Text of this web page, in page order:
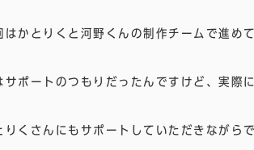
かとりくと河野くんの制作チームで進め
ポートのつもりだったんですけど、実
くさんにもサポートしていただきながら